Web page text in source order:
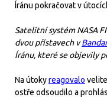
Íránu pokračovat v
Satelitní systém NASA
dvou přístavech vBandar
Íránu, které se objevily
Na útokyreagovalo
ostře odsoudilo a